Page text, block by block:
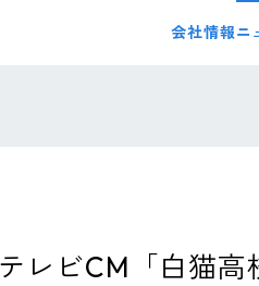
会社情報ニ
レビCM「白猫